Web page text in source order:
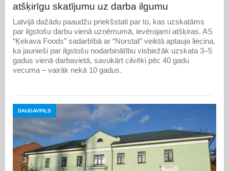
atšķirīgu skatījumu uz darba ilgumu
Latvijā dažādu paaudžu priekšstati par to, kas uzskatāms
par ilgstošu darbu vienā uzņēmumā, ievērojami atšķiras. AS
“Ķekava Foods” sadarbībā ar “Norstat” veiktā aptauja liecina,
ka jaunieši par ilgstošu nodarbinātību visbiežāk uzskata 3–5
gadus vienā darbavietā, savukārt cilvēki pēc 40 gadu
vecuma – vairāk nekā 10 gadus.
DAUGAVPILS